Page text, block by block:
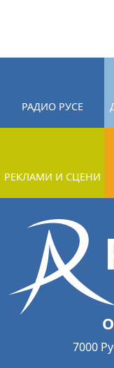
РАДИО РУСЕ
РЕКЛАМИ И СЦЕНИ
7000